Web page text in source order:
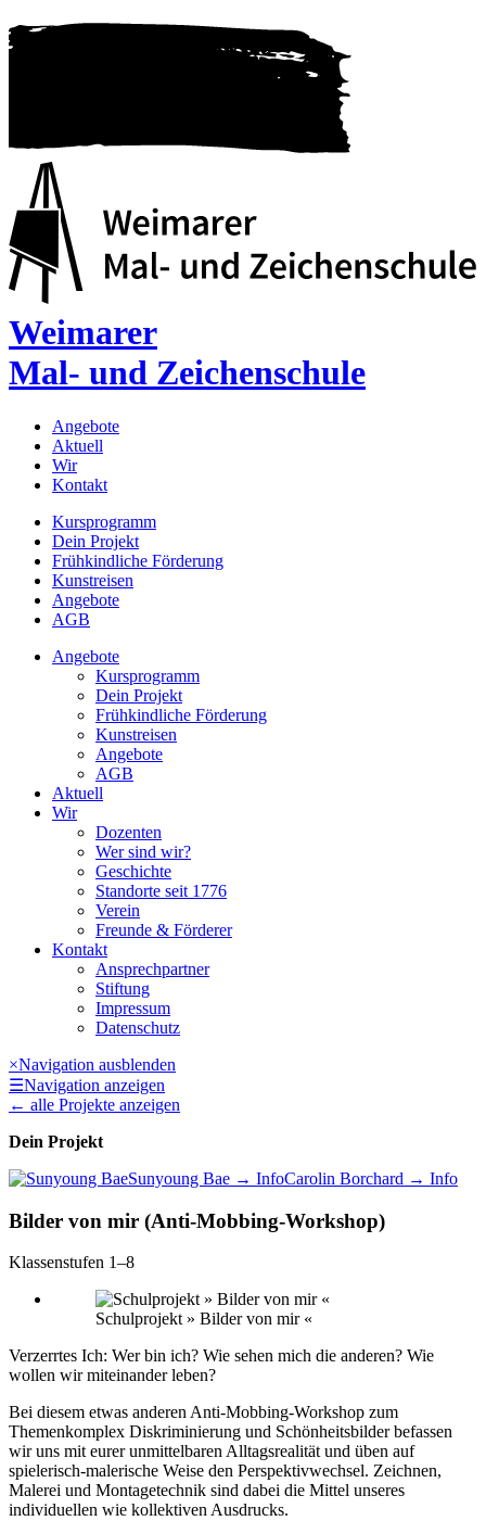
Weimarer
Mal- und Zeichenschule
Angebote
Aktuell
Wir
Kontakt
Kursprogramm
Dein Projekt
Frühkindliche Förderung
Kunstreisen
Angebote
AGB
Angebote
Kursprogramm
Dein Projekt
Frühkindliche Förderung
Kunstreisen
Angebote
AGB
Aktuell
Wir
Dozenten
Wer sind wir?
Geschichte
Standorte seit 1776
Verein
Freunde & Förderer
Kontakt
Ansprechpartner
Stiftung
Impressum
Datenschutz
×Navigation ausblenden
☰Navigation anzeigen
← alle Projekte anzeigen
Dein Projekt
Sunyoung Bae → InfoCarolin Borchard → Info
Bilder von mir (Anti-Mobbing-Workshop)
Klassenstufen 1–8
Schulprojekt » Bilder von mir «
Verzerrtes Ich: Wer bin ich? Wie sehen mich die anderen? Wie
wollen wir miteinander leben?
Bei diesem etwas anderen Anti-Mobbing-Workshop zum
Themenkomplex Diskriminierung und Schönheitsbilder befassen
wir uns mit eurer unmittelbaren Alltagsrealität und üben auf
spielerisch-malerische Weise den Perspektivwechsel. Zeichnen,
Malerei und Montagetechnik sind dabei die Mittel unseres
individuellen wie kollektiven Ausdrucks.